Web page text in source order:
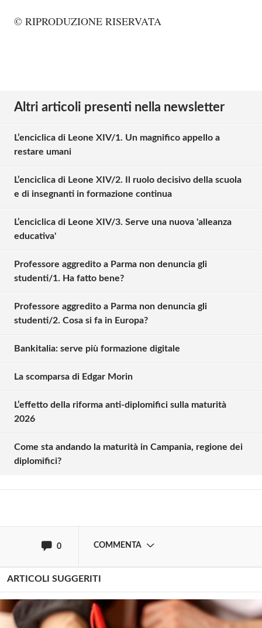
© RIPRODUZIONE RISERVATA
Altri articoli presenti nella newsletter
L’enciclica di Leone XIV/1. Un magnifico appello a
restare umani
L’enciclica di Leone XIV/2. Il ruolo decisivo della scuola
e di insegnanti in formazione continua
L’enciclica di Leone XIV/3. Serve una nuova 'alleanza
educativa'
Professore aggredito a Parma non denuncia gli
studenti/1. Ha fatto bene?
Professore aggredito a Parma non denuncia gli
studenti/2. Cosa si fa in Europa?
Bankitalia: serve più formazione digitale
La scomparsa di Edgar Morin
L’effetto della riforma anti-diplomifici sulla maturità
2026
Come sta andando la maturità in Campania, regione dei
diplomifici?
0 COMMENTA
Solo gli utenti registrati possono
Effettua il
ARTICOLI SUGGERITI